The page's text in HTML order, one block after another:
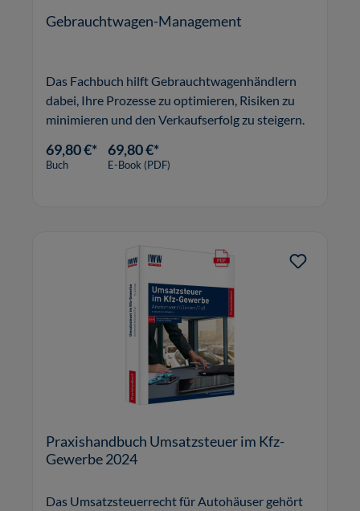
Gebrauchtwagen-Management
Das Fachbuch hilft Gebrauchtwagenhändlern
dabei, Ihre Prozesse zu optimieren, Risiken zu
minimieren und den Verkaufserfolg zu steigern.
69,80 €*
Buch
69,80 €*
E-Book (PDF)
Praxishandbuch Umsatzsteuer im Kfz-
Gewerbe 2024
Das Umsatzsteuerrecht für Autohäuser gehört